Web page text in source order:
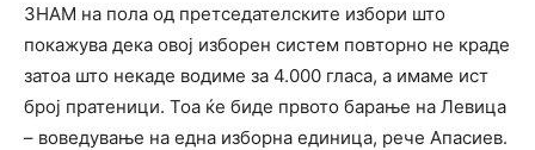
ЗНАМ на пола од претседателските избори што
покажува дека овој изборен систем повторно не краде
затоа што некаде водиме за 4.000 гласа, а имаме ист
број пратеници. Тоа ќе биде првото барање на Левица
– воведување на една изборна единица, рече Апасиев.